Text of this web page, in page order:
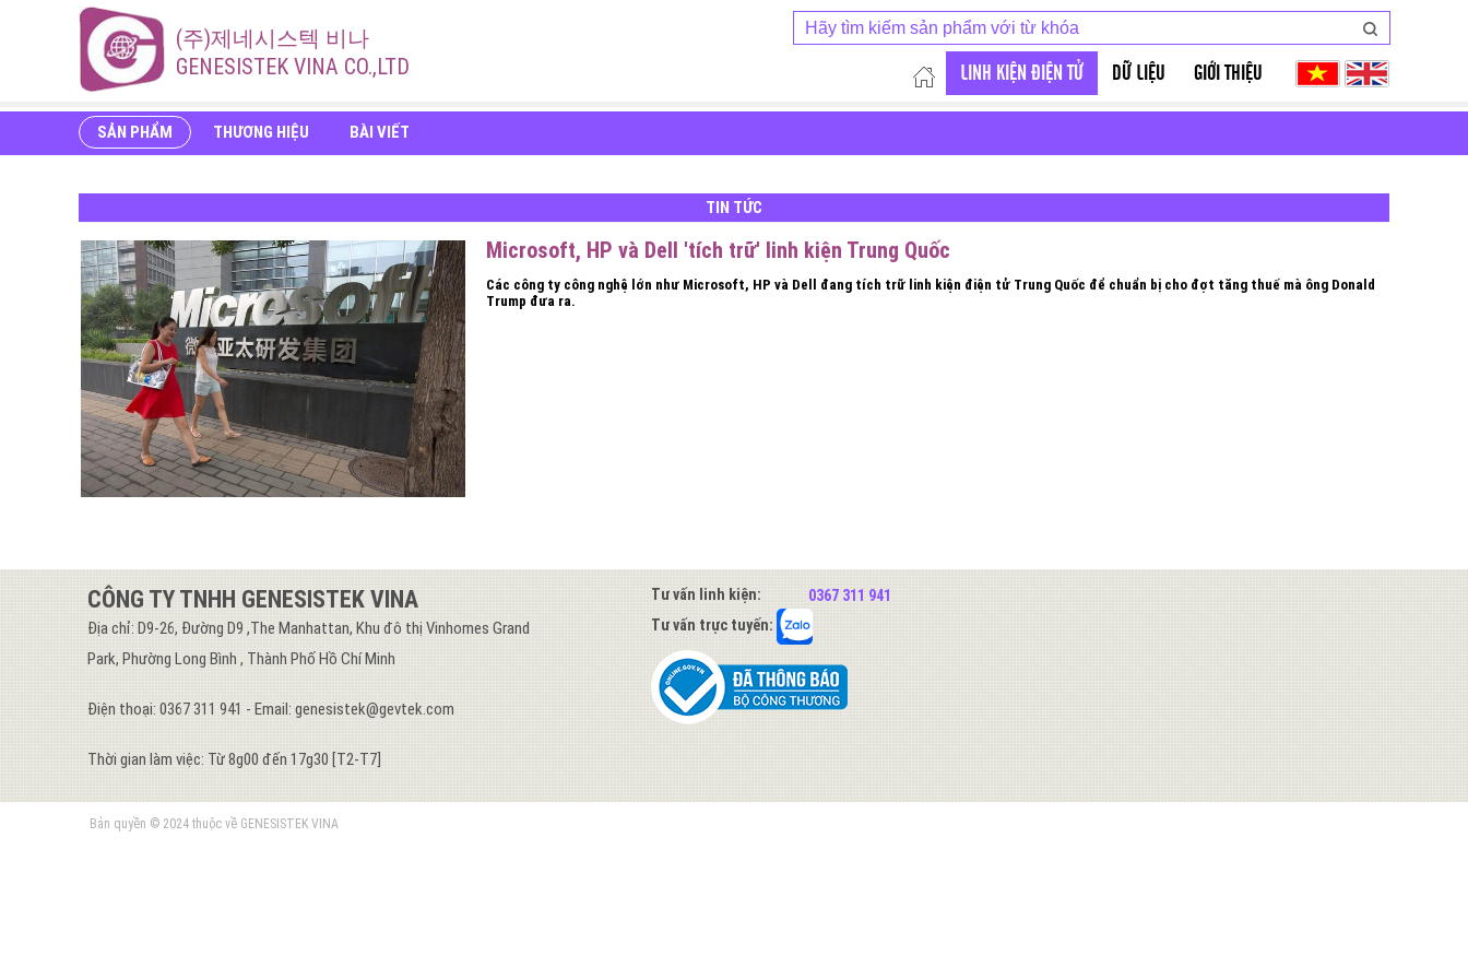
(주)제네시스텍 비나
GENESISTEK VINA CO.,LTD
LINH KIỆN ĐIỆN TỬ DỮ LIỆU GIỚI THIỆU
SẢN PHẨM THƯƠNG HIỆU BÀI VIẾT
TIN TỨC
Microsoft, HP và Dell 'tích trữ' linh kiện Trung Quốc
Các công ty công nghệ lớn như Microsoft, HP và Dell đang tích trữ linh kiện điện tử Trung Quốc để chuẩn bị cho đợt tăng thuế mà ông Donald
Trump đưa ra.
CÔNG TY TNHH GENESISTEK VINA
Địa chỉ: D9-26, Đường D9 ,The Manhattan, Khu đô thị Vinhomes Grand
Park, Phường Long Bình , Thành Phố Hồ Chí Minh
Điện thoại: 0367 311 941 - Email: genesistek@gevtek.com
Thời gian làm việc: Từ 8g00 đến 17g30 [T2-T7]
Tư vấn linh kiện:
0367 311 941
Tư vấn trực tuyến:
Bản quyền © 2024 thuộc về GENESISTEK VINA